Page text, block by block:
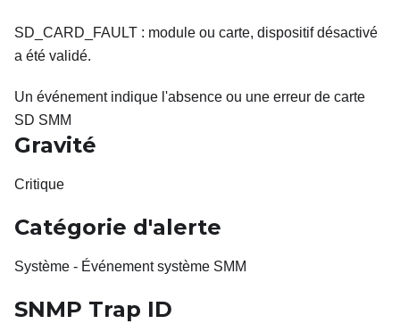
SD_CARD_FAULT : module ou carte, dispositif désactivé
a été validé.
Un événement indique l'absence ou une erreur de carte
SD SMM
Gravité
Critique
Catégorie d'alerte
Système - Événement système SMM
SNMP Trap ID